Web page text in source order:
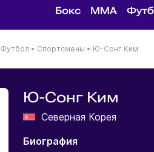
Бокс MMA
Футбол • Спортсмены • Ю-Сонг Ким
Ю-Сонг Ким
Северная Корея
Биография